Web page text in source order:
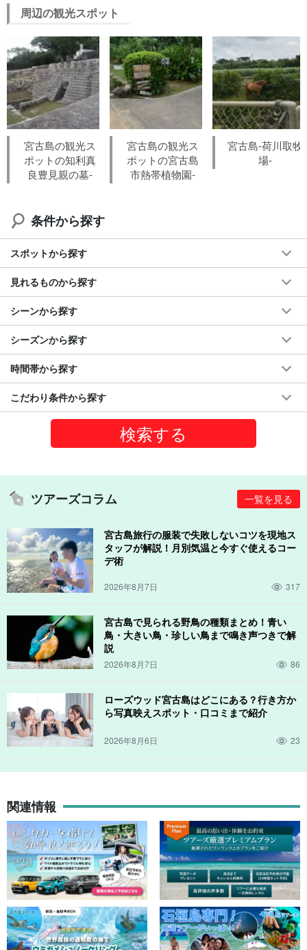
周辺の観光スポット
宮古島の観光ス
ポットの知利真
良豊見親の墓-
宮古島の観光ス
ポットの宮古島
市熱帯植物園-
宮古島-荷川取牧
場-
条件から探す
スポットから探す
見れるものから探す
シーンから探す
シーズンから探す
時間帯から探す
こだわり条件から探す
ツアーズコラム 一覧を見る
宮古島旅行の服装で失敗しないコツを現地ス
タッフが解説！月別気温と今すぐ使えるコー
デ術
2026年8月7日 317
宮古島で見られる野鳥の種類まとめ！青い
鳥・大きい鳥・珍しい鳥まで鳴き声つきで解
説
2026年8月7日 86
ローズウッド宮古島はどこにある？行き方か
ら写真映えスポット・口コミまで紹介
2026年8月6日 23
関連情報